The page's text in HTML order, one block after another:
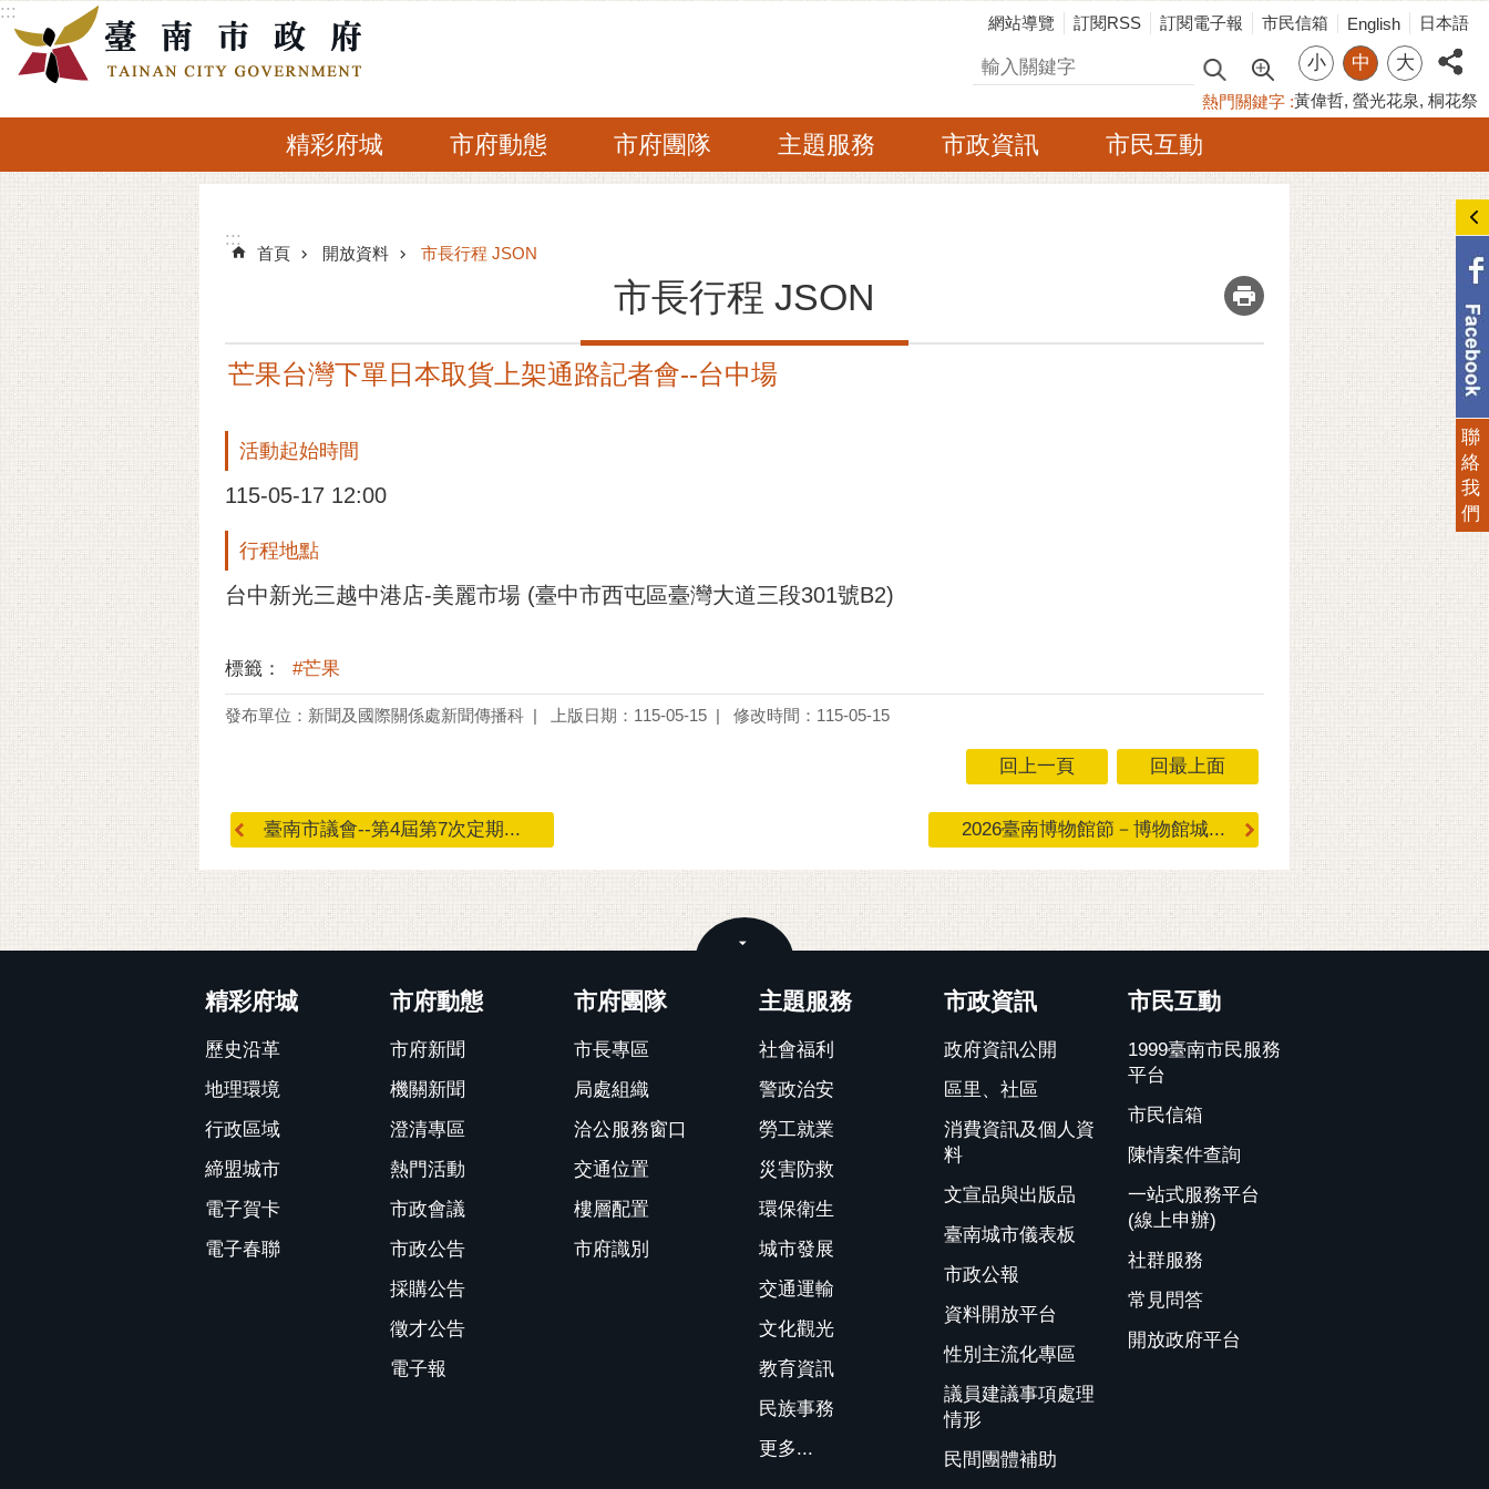
跳到主要內容區塊
:::
網站導覽 訂閱RSS 訂閱電子報 市民信箱 English 日本語
搜尋 小 中 大
熱門關鍵字 黃偉哲 螢光花泉 桐花祭
精彩府城 市府動態 市府團隊 主題服務 市政資訊 市民互動
:::
:::
首頁 開放資料 市長行程 JSON
市長行程 JSON _
芒果台灣下單日本取貨上架通路記者會--台中場
活動起始時間
115-05-17 12:00
行程地點
台中新光三越中港店-美麗市場 (臺中市西屯區臺灣大道三段301號B2)
標籤： #芒果
發布單位：新聞及國際關係處新聞傳播科 上版日期：115-05-15 修改時間：115-05-15
回上一頁 回最上面
臺南市議會--第4屆第7次定期... 2026臺南博物館節－博物館城...
精彩府城
歷史沿革
地理環境
行政區域
締盟城市
電子賀卡
電子春聯
市府動態
市府新聞
機關新聞
澄清專區
熱門活動
市政會議
市政公告
採購公告
徵才公告
電子報
市府團隊
市長專區
局處組織
洽公服務窗口
交通位置
樓層配置
市府識別
主題服務
社會福利
警政治安
勞工就業
災害防救
環保衛生
城市發展
交通運輸
文化觀光
教育資訊
民族事務
更多...
市政資訊
政府資訊公開
區里、社區
消費資訊及個人資
料
文宣品與出版品
臺南城市儀表板
市政公報
資料開放平台
性別主流化專區
議員建議事項處理
情形
民間團體補助
市民互動
1999臺南市民服務
平台
市民信箱
陳情案件查詢
一站式服務平台
(線上申辦)
社群服務
常見問答
開放政府平台
聯
絡
我
們